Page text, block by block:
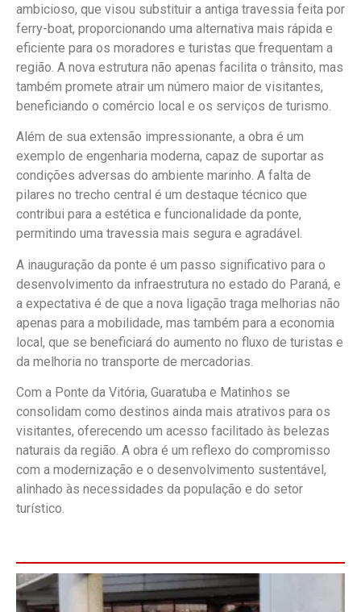
ambicioso, que visou substituir a antiga travessia feita por
ferry-boat, proporcionando uma alternativa mais rápida e
eficiente para os moradores e turistas que frequentam a
região. A nova estrutura não apenas facilita o trânsito, mas
também promete atrair um número maior de visitantes,
beneficiando o comércio local e os serviços de turismo.
Além de sua extensão impressionante, a obra é um
exemplo de engenharia moderna, capaz de suportar as
condições adversas do ambiente marinho. A falta de
pilares no trecho central é um destaque técnico que
contribui para a estética e funcionalidade da ponte,
permitindo uma travessia mais segura e agradável.
A inauguração da ponte é um passo significativo para o
desenvolvimento da infraestrutura no estado do Paraná, e
a expectativa é de que a nova ligação traga melhorias não
apenas para a mobilidade, mas também para a economia
local, que se beneficiará do aumento no fluxo de turistas e
da melhoria no transporte de mercadorias.
Com a Ponte da Vitória, Guaratuba e Matinhos se
consolidam como destinos ainda mais atrativos para os
visitantes, oferecendo um acesso facilitado às belezas
naturais da região. A obra é um reflexo do compromisso
com a modernização e o desenvolvimento sustentável,
alinhado às necessidades da população e do setor
turístico.